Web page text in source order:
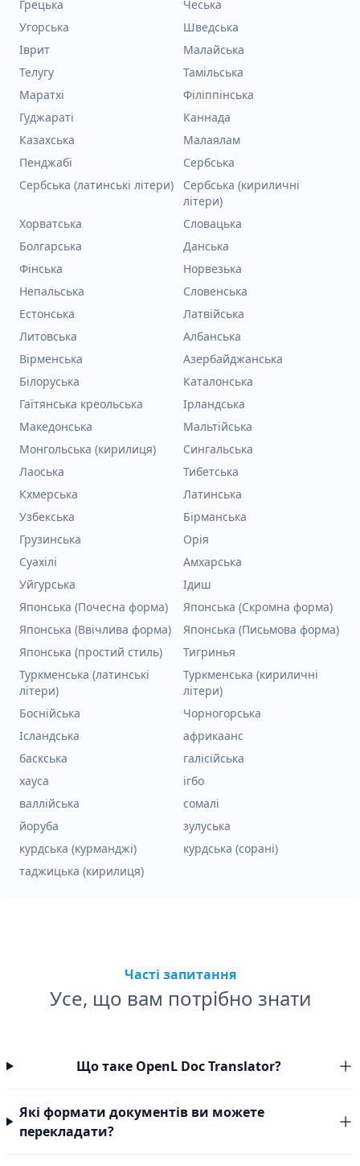
Грецька
Чеська
Угорська
Шведська
Іврит
Малайська
Телугу
Тамільська
Маратхі
Філіппінська
Гуджараті
Каннада
Казахська
Малаялам
Пенджабі
Сербська
Сербська (латинські літери)
Сербська (кириличні
літери)
Хорватська
Словацька
Болгарська
Данська
Фінська
Норвезька
Непальська
Словенська
Естонська
Латвійська
Литовська
Албанська
Вірменська
Азербайджанська
Білоруська
Каталонська
Гаїтянська креольська
Ірландська
Македонська
Мальтійська
Монгольська (кирилиця)
Сингальська
Лаоська
Тибетська
Кхмерська
Латинська
Узбекська
Бірманська
Грузинська
Орія
Суахілі
Амхарська
Уйгурська
Ідиш
Японська (Почесна форма)
Японська (Скромна форма)
Японська (Ввічлива форма)
Японська (Письмова форма)
Японська (простий стиль)
Тигринья
Туркменська (латинські
літери)
Туркменська (кириличні
літери)
Боснійська
Чорногорська
Ісландська
африкаанс
баскська
галісійська
хауса
ігбо
валлійська
сомалі
йоруба
зулуська
курдська (курманджі)
курдська (сорані)
таджицька (кирилиця)
Часті запитання
Усе, що вам потрібно знати
Що таке OpenL Doc Translator?
Які формати документів ви можете
перекладати?